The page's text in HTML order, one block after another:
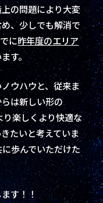
の問題により大変
、少しでも解消で
に昨年度のエリア
す。
ウハウと、従来ま
は新しい形の
り楽しくより快適な
たいと考えていま
歩んでいただけた
す！！